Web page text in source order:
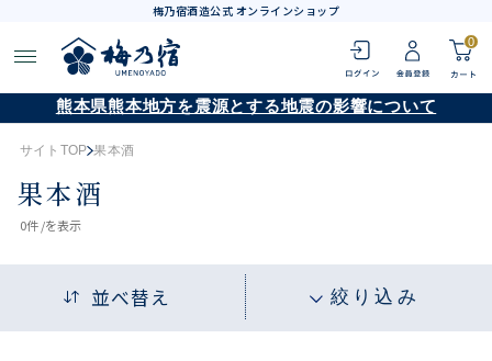
梅乃宿酒造公式 オンラインショップ
0
熊本県熊本地方を震源とする地震の影響について
サイトTOP 果本酒
果本酒
0件 /を表示
並べ替え 絞り込み